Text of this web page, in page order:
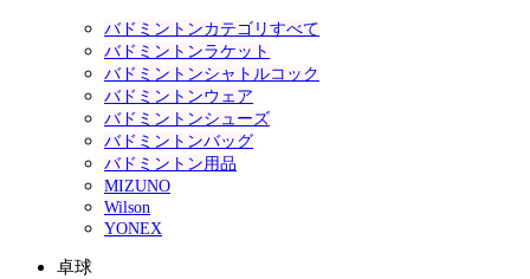
バドミントンカテゴリすべて
バドミントンラケット
バドミントンシャトルコック
バドミントンウェア
バドミントンシューズ
バドミントンバッグ
バドミントン用品
MIZUNO
Wilson
YONEX
卓球